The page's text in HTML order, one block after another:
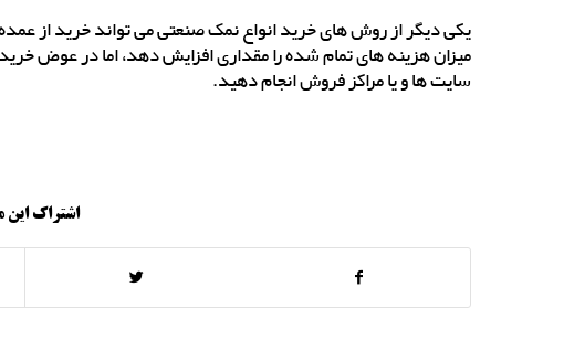
یکی دیگر از روش های خرید انواع نمک صنعتی می تواند خرید از
میزان هزینه های تمام شده را مقداری افزایش دهد، اما در عوض خرید
سایت ها و یا مراکز فروش انجام دهید.
اشتراک این